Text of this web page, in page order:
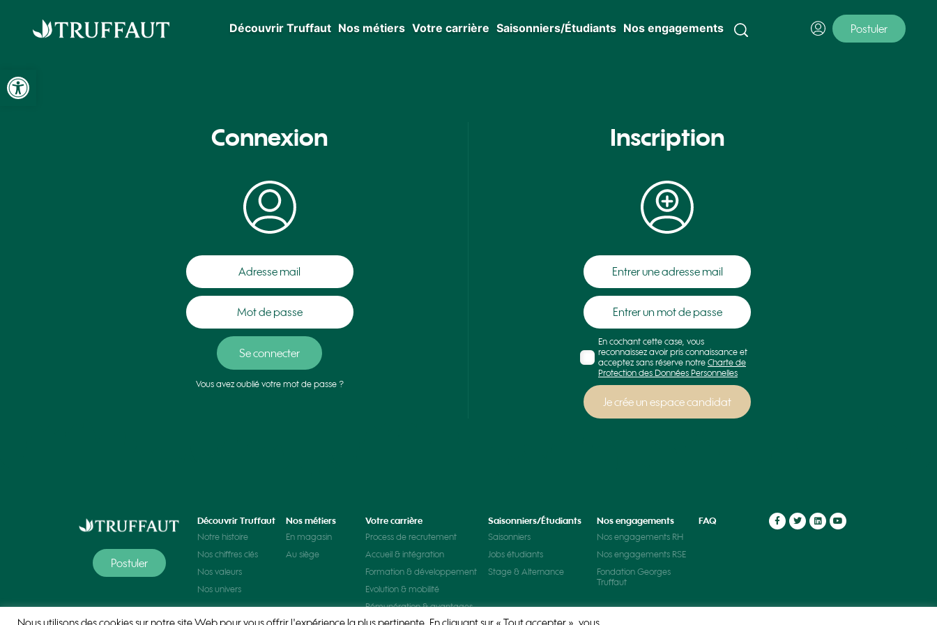
Ouvrir la barre d’outils
Découvrir Truffaut Nos métiers Votre carrière Saisonniers/Étudiants Nos engagements Postuler
Connexion
Vous avez oublié votre mot de passe ?
Inscription
En cochant cette case, vous
reconnaissez avoir pris connaissance et
acceptez sans réserve notreCharte de
Protection des Données Personnelles
Postuler
Découvrir Truffaut
Notre histoire
Nos chiffres clés
Nos valeurs
Nos univers
Nos métiers
En magasin
Au siège
Votre carrière
Process de recrutement
Accueil & intégration
Formation & développement
Evolution & mobilité
Rémunération & avantages
Saisonniers/Étudiants
Saisonniers
Jobs étudiants
Stage & Alternance
Nos engagements
Nos engagements RH
Nos engagements RSE
Fondation Georges
Truffaut
FAQ